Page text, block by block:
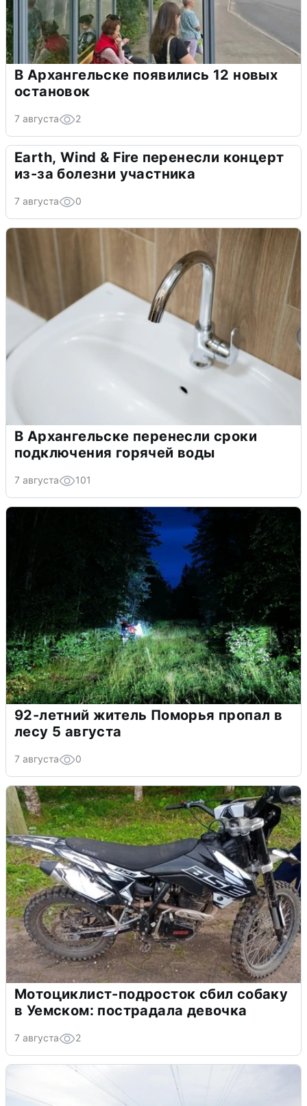
В Архангельске появились 12 новых
остановок
7 августа 2
Earth, Wind & Fire перенесли концерт
из-за болезни участника
7 августа 0
В Архангельске перенесли сроки
подключения горячей воды
7 августа 101
92-летний житель Поморья пропал в
лесу 5 августа
7 августа 0
Мотоциклист-подросток сбил собаку
в Уемском: пострадала девочка
7 августа 2